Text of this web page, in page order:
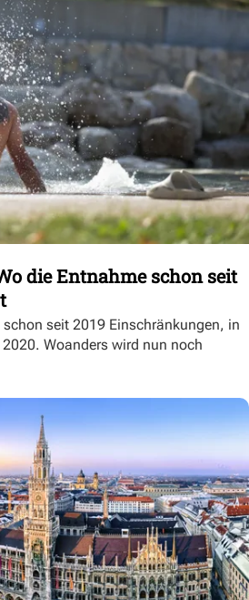
die Entnahme schon seit
seit 2019 Einschränkungen, in
Woanders wird nun noch